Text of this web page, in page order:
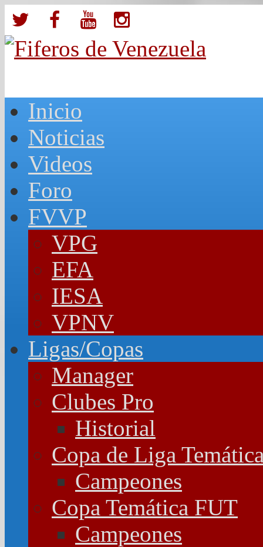
Inicio
Noticias
Videos
Foro
FVVP
VPG
EFA
IESA
VPNV
Ligas/Copas
Manager
Clubes Pro
Historial
Copa de Liga
Campeones
Copa Temática FUT
Campeones